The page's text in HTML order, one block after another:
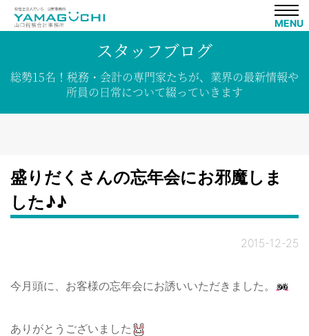
MENU
スタッフブログ
総勢15名！ 税務・会計の専門家たちが、 業界の最新情報や
所員の日常について綴っていきます
盛りだくさんの忘年会にお邪魔しま
した♪♪
2015-12-25
今月頭に、お客様の忘年会にお誘いいただきました。
ありがとうございました